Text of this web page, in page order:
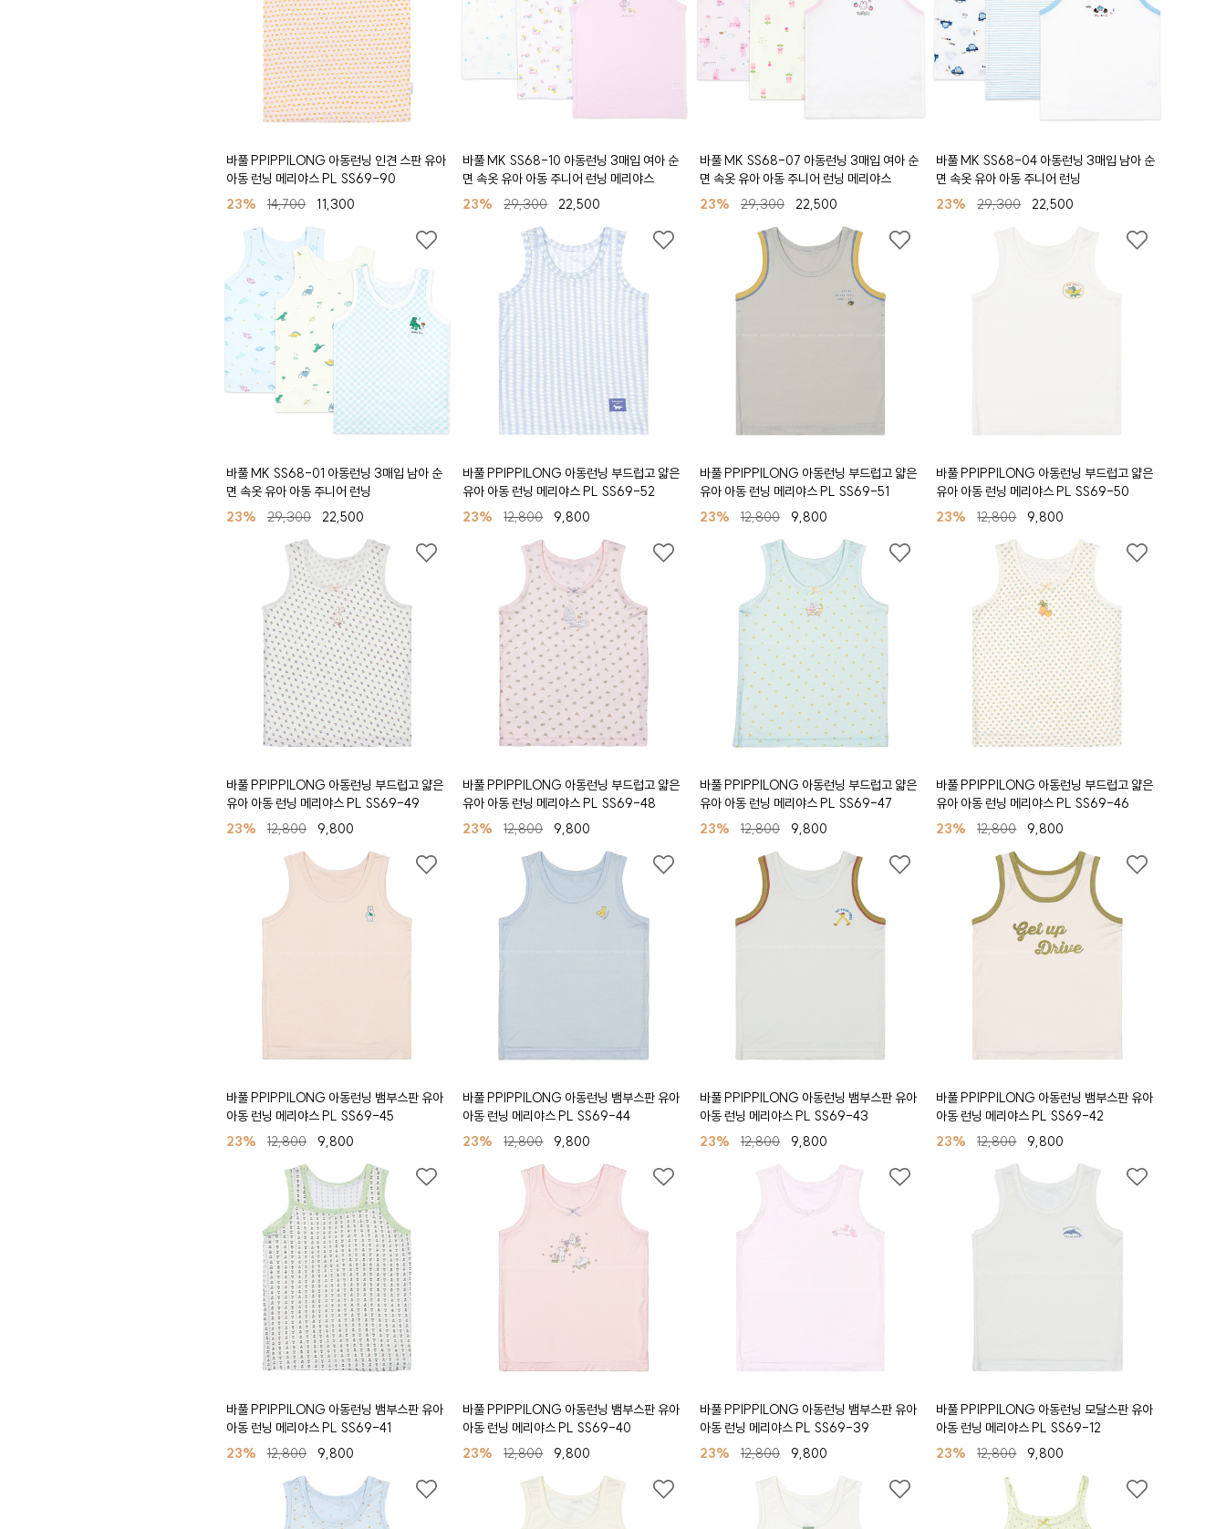
바풀 PPIPPILONG 아동런닝 인견 스판 유아
아동 런닝 메리야스 PL SS69-90
23%
14,700 11,300
바풀 MK SS68-10 아동런닝 3매입 여아 순
면 속옷 유아 아동 주니어 런닝 메리야스
23%
29,300 22,500
바풀 MK SS68-07 아동런닝 3매입 여아 순
면 속옷 유아 아동 주니어 런닝 메리야스
23%
29,300 22,500
바풀 MK SS68-04 아동런닝 3매입 남아 순
면 속옷 유아 아동 주니어 런닝
23%
29,300 22,500
바풀 MK SS68-01 아동런닝 3매입 남아 순
면 속옷 유아 아동 주니어 런닝
23%
29,300 22,500
바풀 PPIPPILONG 아동런닝 부드럽고 얇은
유아 아동 런닝 메리야스 PL SS69-52
23%
12,800 9,800
바풀 PPIPPILONG 아동런닝 부드럽고 얇은
유아 아동 런닝 메리야스 PL SS69-51
23%
12,800 9,800
바풀 PPIPPILONG 아동런닝 부드럽고 얇은
유아 아동 런닝 메리야스 PL SS69-50
23%
12,800 9,800
바풀 PPIPPILONG 아동런닝 부드럽고 얇은
유아 아동 런닝 메리야스 PL SS69-49
23%
12,800 9,800
바풀 PPIPPILONG 아동런닝 부드럽고 얇은
유아 아동 런닝 메리야스 PL SS69-48
23%
12,800 9,800
바풀 PPIPPILONG 아동런닝 부드럽고 얇은
유아 아동 런닝 메리야스 PL SS69-47
23%
12,800 9,800
바풀 PPIPPILONG 아동런닝 부드럽고 얇은
유아 아동 런닝 메리야스 PL SS69-46
23%
12,800 9,800
바풀 PPIPPILONG 아동런닝 뱀부스판 유아
아동 런닝 메리야스 PL SS69-45
23%
12,800 9,800
바풀 PPIPPILONG 아동런닝 뱀부스판 유아
아동 런닝 메리야스 PL SS69-44
23%
12,800 9,800
바풀 PPIPPILONG 아동런닝 뱀부스판 유아
아동 런닝 메리야스 PL SS69-43
23%
12,800 9,800
바풀 PPIPPILONG 아동런닝 뱀부스판 유아
아동 런닝 메리야스 PL SS69-42
23%
12,800 9,800
바풀 PPIPPILONG 아동런닝 뱀부스판 유아
아동 런닝 메리야스 PL SS69-41
23%
12,800 9,800
바풀 PPIPPILONG 아동런닝 뱀부스판 유아
아동 런닝 메리야스 PL SS69-40
23%
12,800 9,800
바풀 PPIPPILONG 아동런닝 뱀부스판 유아
아동 런닝 메리야스 PL SS69-39
23%
12,800 9,800
바풀 PPIPPILONG 아동런닝 모달스판 유아
아동 런닝 메리야스 PL SS69-12
23%
12,800 9,800